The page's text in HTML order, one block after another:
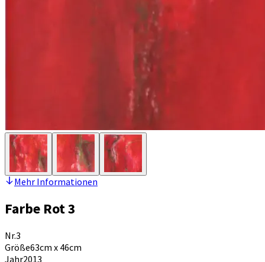
Mehr Informationen
Farbe Rot 3
Nr.3
Größe63cm x 46cm
Jahr2013